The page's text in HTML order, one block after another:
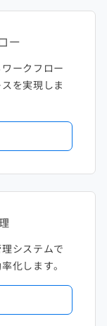
ークフロー
を実現しま
システムで
化します。